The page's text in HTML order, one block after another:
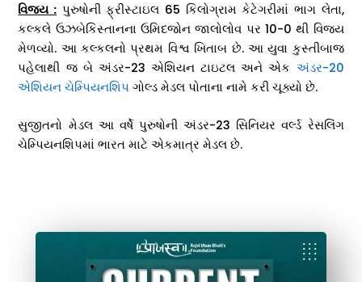
વિજય : પુરુષોની ફ્રીસ્ટાઇલ 65 કિલોગ્રામ કેટેગરીમાં ભાગ લેતા,
કલ્કલે ઉઝબેકિસ્તાનના ઉમિદજોન જાલોલોવ પર 10-0 થી વિજય
મેળવ્યો. આ કલ્કલનો પ્રથમ વિશ્વ ખિતાબ છે. આ યુવા કુસ્તીબાજ
પહેલાથી જ બે અંડર-23 એશિયન ટાઇટલ અને એક અંડર-20
એશિયન ચેમ્પિયનશિપ ગોલ્ડ મેડલ પોતાના નામે કરી ચૂક્યો છે.
સુજીતનો મેડલ આ વર્ષે પુરુષોની અંડર-23 સિનિયર વર્લ્ડ રેસલિંગ
ચેમ્પિયનશિપમાં ભારત માટે એકમાત્ર મેડલ છે.